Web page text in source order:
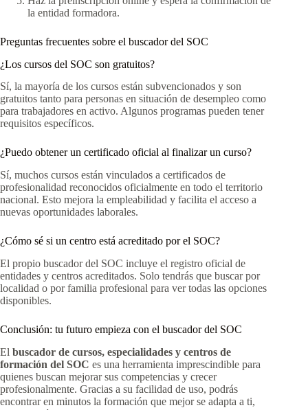
la entidad formadora.
Preguntas frecuentes sobre el buscador del SOC
¿Los cursos del SOC son gratuitos?
Sí, la mayoría de los cursos están subvencionados y son
gratuitos tanto para personas en situación de desempleo como
para trabajadores en activo. Algunos programas pueden tener
requisitos específicos.
¿Puedo obtener un certificado oficial al finalizar un curso?
Sí, muchos cursos están vinculados a certificados de
profesionalidad reconocidos oficialmente en todo el territorio
nacional. Esto mejora la empleabilidad y facilita el acceso a
nuevas oportunidades laborales.
¿Cómo sé si un centro está acreditado por el SOC?
El propio buscador del SOC incluye el registro oficial de
entidades y centros acreditados. Solo tendrás que buscar por
localidad o por familia profesional para ver todas las opciones
disponibles.
Conclusión: tu futuro empieza con el buscador del SOC
El buscador de cursos, especialidades y centros de
formación del SOC es una herramienta imprescindible para
quienes buscan mejorar sus competencias y crecer
profesionalmente. Gracias a su facilidad de uso, podrás
encontrar en minutos la formación que mejor se adapta a ti,